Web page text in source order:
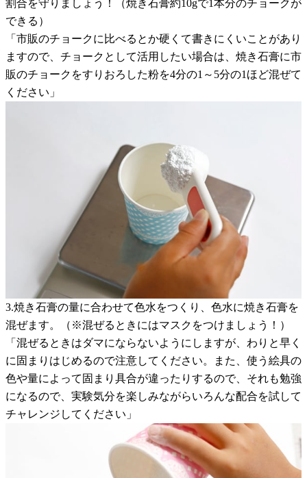
割合を守りましょう！（焼き石膏約10gで1本分のチョークが
できる）
「市販のチョークに比べるとか硬くて書きにくいことがあり
ますので、チョークとして活用したい場合は、焼き石膏に市
販のチョークをすりおろした粉を4分の1～5分の1ほど混ぜて
ください」
3.焼き石膏の量に合わせて色水をつくり、色水に焼き石膏を
混ぜます。（※混ぜるときにはマスクをつけましょう！）
「混ぜるときはダマにならないようにしますが、わりと早く
に固まりはじめるので注意してください。また、使う絵具の
色や量によって固まり具合が違ったりするので、それも勉強
になるので、実験気分を楽しみながらいろんな配合を試して
チャレンジしてください」